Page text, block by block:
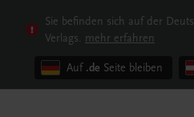
Sie befinden sich auf der
Verlags. mehr erfahren
Auf .de Seite bleiben